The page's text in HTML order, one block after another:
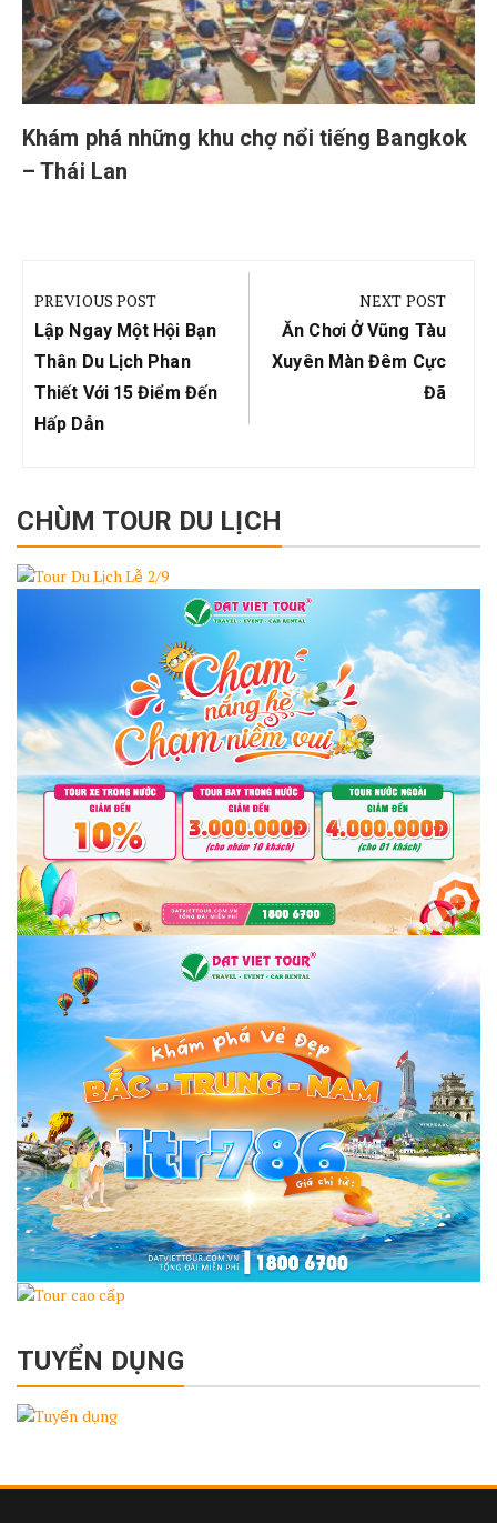
Khám phá những khu chợ nổi tiếng Bangkok
– Thái Lan
hướng
bài
viết
PREVIOUS POST
Previous
Post:
Lập Ngay Một Hội Bạn
Thân Du Lịch Phan
Thiết Với 15 Điểm Đến
Hấp Dẫn
NEXT POST
Next
Post:
Ăn Chơi Ở Vũng Tàu
Xuyên Màn Đêm Cực
Đã
CHÙM TOUR DU LỊCH
TUYỂN DỤNG